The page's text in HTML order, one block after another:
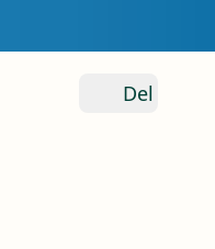
Del